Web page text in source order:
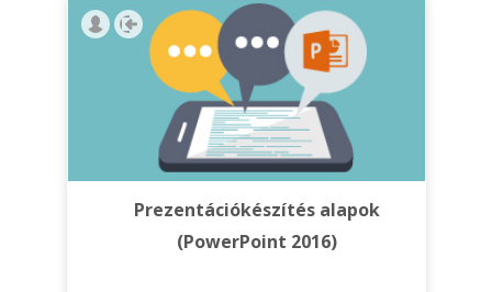
Prezentációkészítés alapok
(PowerPoint 2016)